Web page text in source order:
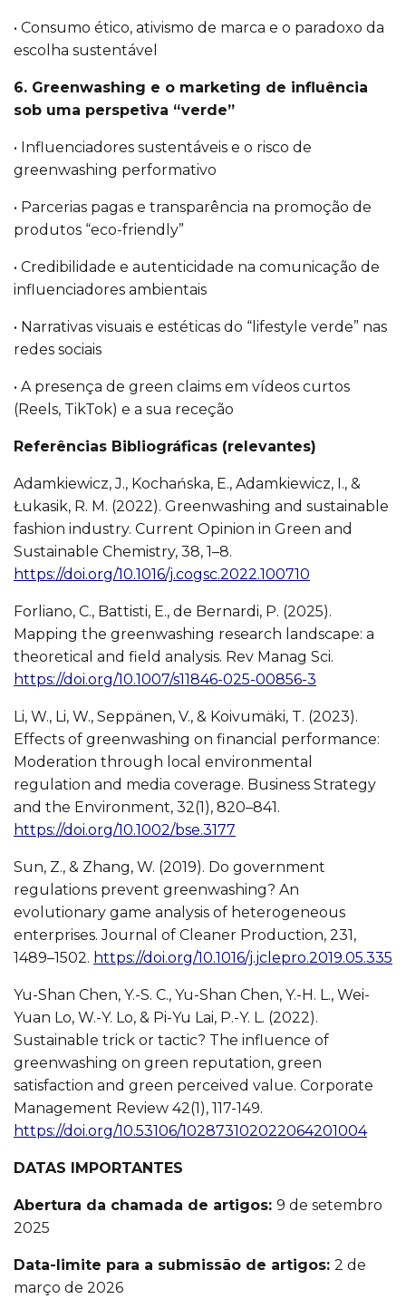
• Consumo ético, ativismo de marca e o paradoxo da
escolha sustentável
6. Greenwashing e o marketing de influência
sob uma perspetiva “verde”
• Influenciadores sustentáveis e o risco de
greenwashing performativo
• Parcerias pagas e transparência na promoção de
produtos “eco-friendly”
• Credibilidade e autenticidade na comunicação de
influenciadores ambientais
• Narrativas visuais e estéticas do “lifestyle verde” nas
redes sociais
• A presença de green claims em vídeos curtos
(Reels, TikTok) e a sua receção
Referências Bibliográficas (relevantes)
Adamkiewicz, J., Kochańska, E., Adamkiewicz, I., &
Łukasik, R. M. (2022). Greenwashing and sustainable
fashion industry. Current Opinion in Green and
Sustainable Chemistry, 38, 1–8.
https://doi.org/10.1016/j.cogsc.2022.100710
Forliano, C., Battisti, E., de Bernardi, P. (2025).
Mapping the greenwashing research landscape: a
theoretical and field analysis. Rev Manag Sci.
https://doi.org/10.1007/s11846-025-00856-3
Li, W., Li, W., Seppänen, V., & Koivumäki, T. (2023).
Effects of greenwashing on financial performance:
Moderation through local environmental
regulation and media coverage. Business Strategy
and the Environment, 32(1), 820–841.
https://doi.org/10.1002/bse.3177
Sun, Z., & Zhang, W. (2019). Do government
regulations prevent greenwashing? An
evolutionary game analysis of heterogeneous
enterprises. Journal of Cleaner Production, 231,
1489–1502. https://doi.org/10.1016/j.jclepro.2019.05.335
Yu-Shan Chen, Y.-S. C., Yu-Shan Chen, Y.-H. L., Wei-
Yuan Lo, W.-Y. Lo, & Pi-Yu Lai, P.-Y. L. (2022).
Sustainable trick or tactic? The influence of
greenwashing on green reputation, green
satisfaction and green perceived value. Corporate
Management Review 42(1), 117-149.
https://doi.org/10.53106/102873102022064201004
DATAS IMPORTANTES
Abertura da chamada de artigos: 9 de setembro
2025
Data-limite para a submissão de artigos: 2 de
março de 2026